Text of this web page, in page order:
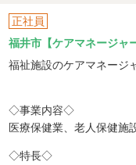
正社員
福井市【ケアマネージ
福祉施設のケアマネージ
◇事業内容◇
医療保健業、老人保健施
◇特長◇